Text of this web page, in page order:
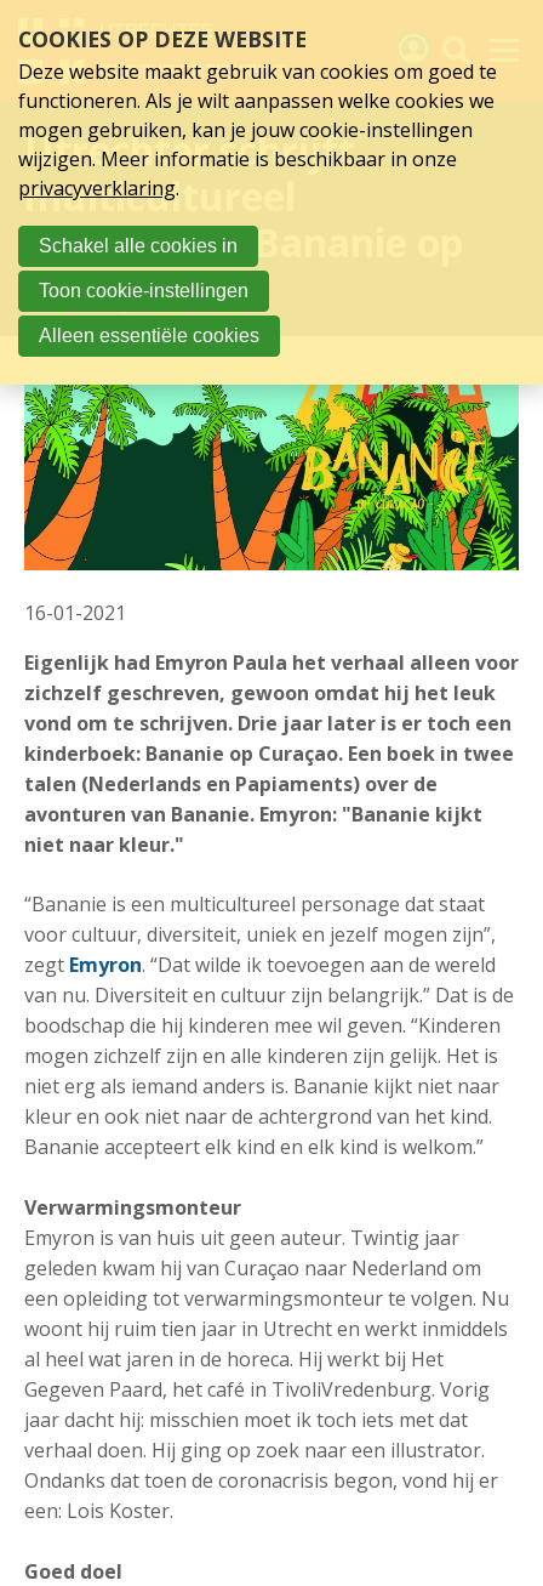
links
over
Spring
hoofd
inhoud
Spring
naar
hoofdnavigatie
Utrechter schrijft
multicultureel
kinderboek ‘Bananie op
Curaçao'
16-01-2021
Eigenlijk had Emyron Paula het verhaal alleen voor
zichzelf geschreven, gewoon omdat hij het leuk
vond om te schrijven. Drie jaar later is er toch een
kinderboek: Bananie op Curaçao. Een boek in twee
talen (Nederlands en Papiaments) over de
avonturen van Bananie. Emyron: "Bananie kijkt
niet naar kleur."
“Bananie is een multicultureel personage dat staat
voor cultuur, diversiteit, uniek en jezelf mogen zijn”,
zegt Emyron. “Dat wilde ik toevoegen aan de wereld
van nu. Diversiteit en cultuur zijn belangrijk.” Dat is de
boodschap die hij kinderen mee wil geven. “Kinderen
mogen zichzelf zijn en alle kinderen zijn gelijk. Het is
niet erg als iemand anders is. Bananie kijkt niet naar
kleur en ook niet naar de achtergrond van het kind.
Bananie accepteert elk kind en elk kind is welkom.”
Verwarmingsmonteur
Emyron is van huis uit geen auteur. Twintig jaar
geleden kwam hij van Curaçao naar Nederland om
een opleiding tot verwarmingsmonteur te volgen. Nu
woont hij ruim tien jaar in Utrecht en werkt inmiddels
al heel wat jaren in de horeca. Hij werkt bij Het
Gegeven Paard, het café in TivoliVredenburg. Vorig
jaar dacht hij: misschien moet ik toch iets met dat
verhaal doen. Hij ging op zoek naar een illustrator.
Ondanks dat toen de coronacrisis begon, vond hij er
een: Lois Koster.
Goed doel
Activiteiten
Nieuws
Verslagen
Sluit je aan
Over UCK
COOKIES OP DEZE WEBSITE
Deze website maakt gebruik van cookies om goed te
functioneren. Als je wilt aanpassen welke cookies we
mogen gebruiken, kan je jouw cookie-instellingen
wijzigen. Meer informatie is beschikbaar in onze
privacyverklaring.
Schakel alle cookies in
Toon cookie-instellingen
Alleen essentiële cookies